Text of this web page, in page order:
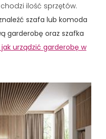
ilość sprzętów.
szafa lub komoda
garderobę oraz szafka
jak urządzić garderobę w